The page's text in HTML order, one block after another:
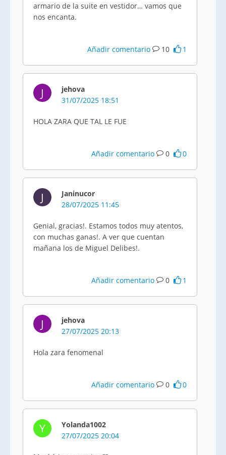
armario de la suite en vestidor… vamos que
nos encanta.
Añadir comentario 10 1
J
jehova
31/07/2025 18:51
HOLA ZARA QUE TAL LE FUE
Añadir comentario 0 0
J
Janinucor
28/07/2025 11:45
Genial, gracias!. Estamos todos muy atentos,
con muchas ganas!. A ver que cuentan
mañana los de Miguel Delibes!.
Añadir comentario 0 1
J
jehova
27/07/2025 20:13
Hola zara fenomenal
Añadir comentario 0 0
Y
Yolanda1002
27/07/2025 20:04